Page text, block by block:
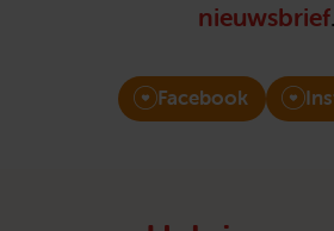
nieuwsbrief.
Facebook